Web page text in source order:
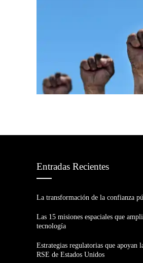
Entradas Recientes
La transformación de la confianza
Las 15 misiones espaciales que
tecnología
Estrategias regulatorias que apoyan
RSE de Estados Unidos